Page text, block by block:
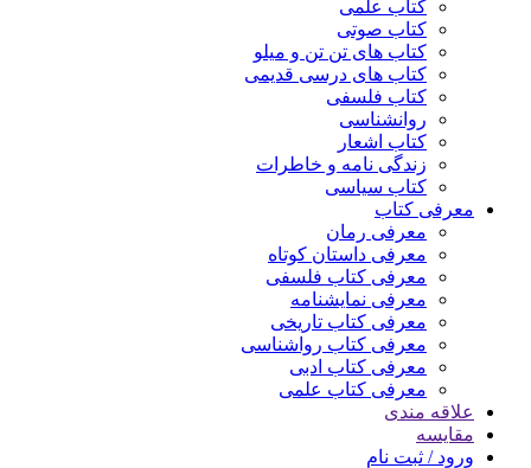
کتاب علمی
کتاب صوتی
کتاب های تن تن و میلو
کتاب های درسی قدیمی
کتاب فلسفی
روانشناسی
کتاب اشعار
زندگی نامه و خاطرات
کتاب سیاسی
معرفی کتاب
معرفی رمان
معرفی داستان کوتاه
معرفی کتاب فلسفی
معرفی نمایشنامه
معرفی کتاب تاریخی
معرفی کتاب رواشناسی
معرفی کتاب ادبی
معرفی کتاب علمی
علاقه مندی
مقایسه
ورود / ثبت نام